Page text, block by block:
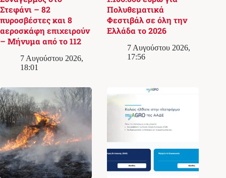
Στεφάνι – 82
πυροσβέστες και 8
αεροσκάφη επιχειρούν
– Μήνυμα από το 112
7 Αυγούστου 2026,
18:01
Πολυθεματικά
Φεστιβάλ σε όλη την
Ελλάδα το 2026
7 Αυγούστου 2026,
17:56